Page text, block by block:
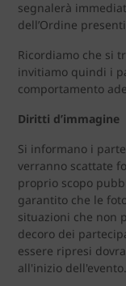
segnalerà
dell’Ordine
Ricordiamo che si
invitiamo quindi i
comportamento
Diritti d’immagine
Si informano i
verranno scattate
proprio scopo
garantito che le
situazioni che non
decoro dei
essere ripresi
all'inizio dell'evento.